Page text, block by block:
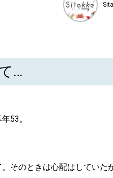
…
53。
そのときは心配はしていた